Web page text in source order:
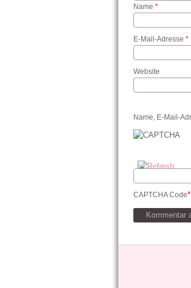
Name *
E-Mail-Adresse *
Website
Name, E-Mail-
CAPTCHA Code*